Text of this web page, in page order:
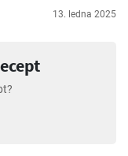
13. ledna 2025